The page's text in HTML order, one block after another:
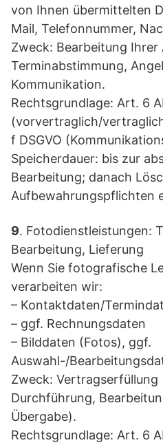
von Ihnen übermittelten
Mail, Telefonnummer,
Zweck: Bearbeitung Ihrer
Terminabstimmung,
Kommunikation.
Rechtsgrundlage: Art. 6
(vorvertraglich/
f DSGVO
Speicherdauer: bis zur
Bearbeitung; danach
Aufbewahrungspflichten
9. Fotodienstleistungen:
Bearbeitung, Lieferung
Wenn Sie fotografische
verarbeiten wir:
– Kontaktdaten/
– ggf. Rechnungsdaten
– Bilddaten (Fotos), ggf.
Auswahl-/
Zweck: Vertragserfüllung
Durchführung,
Übergabe).
Rechtsgrundlage: Art. 6